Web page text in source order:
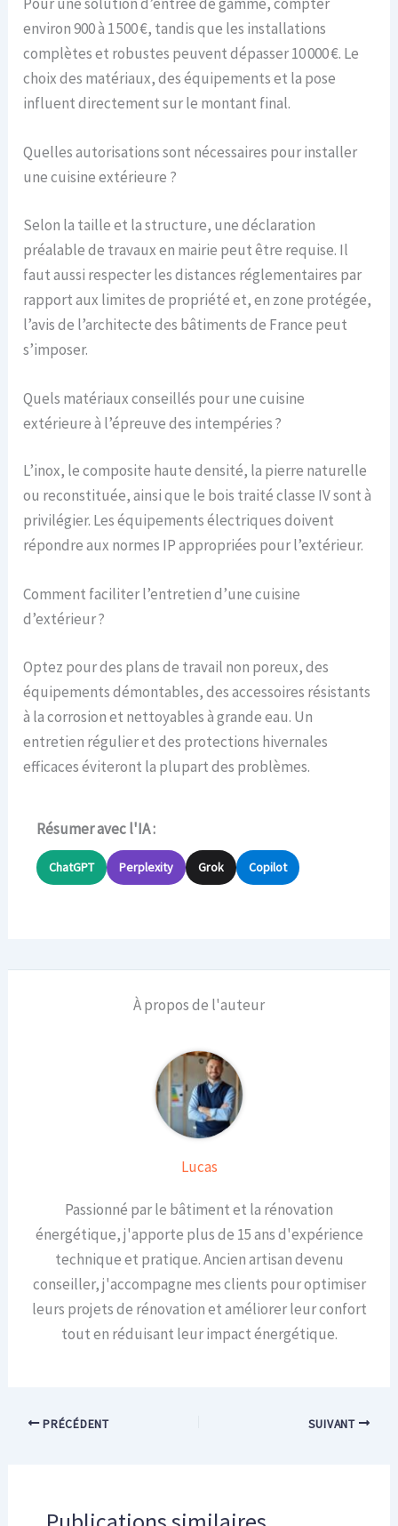
environ 900 à 1 500 €, tandis que les installations
complètes et robustes peuvent dépasser 10 000 €. Le
choix des matériaux, des équipements et la pose
influent directement sur le montant final.
Quelles autorisations sont nécessaires pour installer
une cuisine extérieure ?
Selon la taille et la structure, une déclaration
préalable de travaux en mairie peut être requise. Il
faut aussi respecter les distances réglementaires par
rapport aux limites de propriété et, en zone protégée,
l’avis de l’architecte des bâtiments de France peut
s’imposer.
Quels matériaux conseillés pour une cuisine
extérieure à l’épreuve des intempéries ?
L’inox, le composite haute densité, la pierre naturelle
ou reconstituée, ainsi que le bois traité classe IV sont à
privilégier. Les équipements électriques doivent
répondre aux normes IP appropriées pour l’extérieur.
Comment faciliter l’entretien d’une cuisine
d’extérieur ?
Optez pour des plans de travail non poreux, des
équipements démontables, des accessoires résistants
à la corrosion et nettoyables à grande eau. Un
entretien régulier et des protections hivernales
efficaces éviteront la plupart des problèmes.
Résumer avec l'IA :
ChatGPT Perplexity Grok Copilot
À propos de l'auteur
Lucas
Passionné par le bâtiment et la rénovation
énergétique, j'apporte plus de 15 ans d'expérience
technique et pratique. Ancien artisan devenu
conseiller, j'accompagne mes clients pour optimiser
leurs projets de rénovation et améliorer leur confort
tout en réduisant leur impact énergétique.
PRÉCÉDENT SUIVANT